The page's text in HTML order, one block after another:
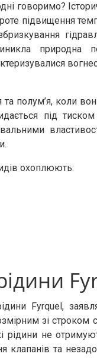
говоримо?
підвищення
природна
та полум’я, коли
під тиском
охоплюють:
Fyrquel,
зі строком
рідини не
клапанів та